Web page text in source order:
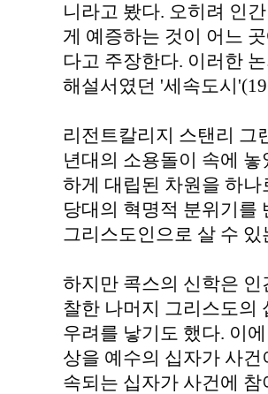
니라고 봤다. 오히려 인
게 예증하는 것이 어느
다고 주장한다. 이러한
해설서였던 '세속도시
리전트칼리지 스탠리 그
년대의 소용돌이 속에
하게 대립된 차원을 하
당대의 혁명적 분위기를
그리스도인으로 살 수
하지만 콕스의 신학은
찰한 나머지 그리스도의
우려를 낳기도 했다. 이
상을 예수의 십자가 사
속되는 십자가 사건에